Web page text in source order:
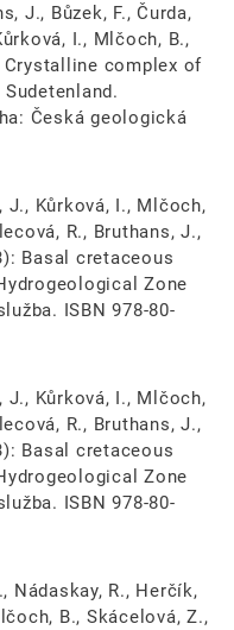
J., Bůzek, F., Čurda,
I., Mlčoch, B.,
Crystalline complex of
Česká geologická
J., Kůrková, I., Mlčoch,
R., Bruthans, J.,
Basal cretaceous
Zone
ISBN 978-80-
J., Kůrková, I., Mlčoch,
R., Bruthans, J.,
Basal cretaceous
Zone
ISBN 978-80-
Nádaskay, R., Herčík,
B., Skácelová, Z.,